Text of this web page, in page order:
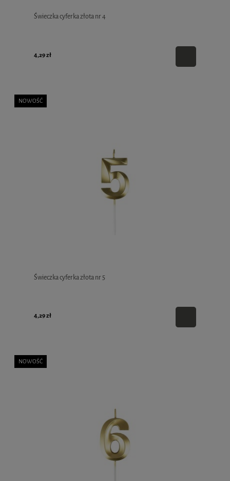
Świeczka cyferka złota nr 4
4,29 zł
Świeczka cyferka złota nr 5
4,29 zł
NOWOŚĆ
NOWOŚĆ